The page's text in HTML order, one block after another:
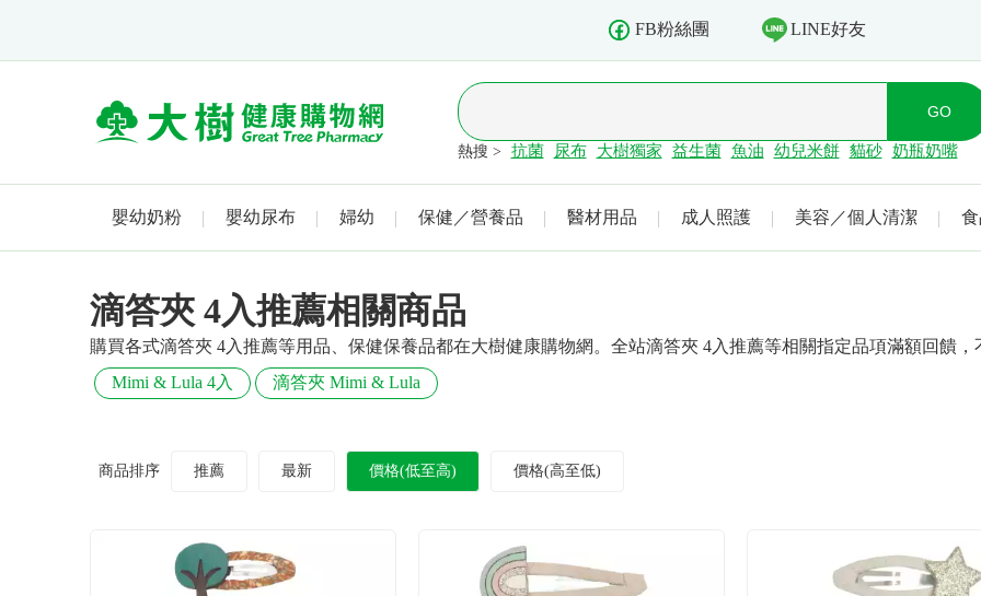
FB粉絲團 LINE好友
熱搜 > 抗菌 尿布 大樹獨家 益生菌 魚油 幼兒米餅 貓砂 奶瓶奶嘴
嬰幼奶粉 嬰幼尿布 婦幼 保健／營養品 醫材用品 成人照護 美容／個人清潔
滴答夾 4入推薦相關商品
購買各式滴答夾 4入推薦等用品、保健保養品都在大樹健康購物網。全站滴答夾 4入推薦等相關指定品項滿額回饋
Mimi & Lula 4入
滴答夾 Mimi & Lula
商品排序 推薦 最新 價格(低至高) 價格(高至低)